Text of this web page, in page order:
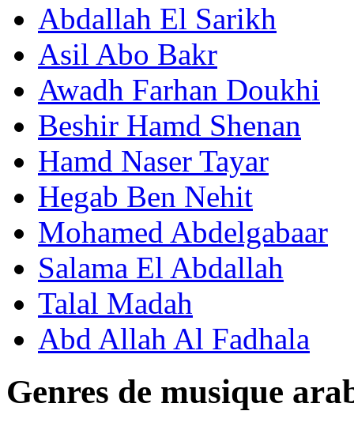
Abdallah El Sarikh
Asil Abo Bakr
Awadh Farhan Doukhi
Beshir Hamd Shenan
Hamd Naser Tayar
Hegab Ben Nehit
Mohamed Abdelgabaar
Salama El Abdallah
Talal Madah
Abd Allah Al Fadhala
Genres de musique